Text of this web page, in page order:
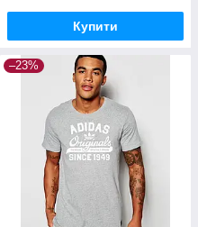
Купити
–23%